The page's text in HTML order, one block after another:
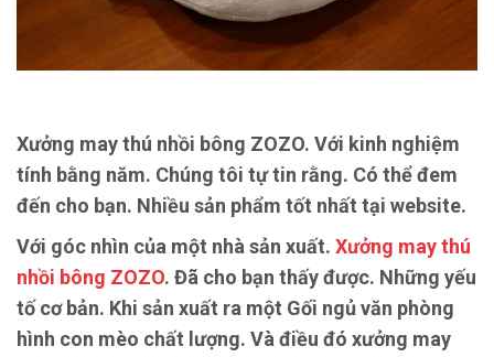
Xưởng may thú nhồi bông ZOZO. Với kinh nghiệm
tính bằng năm. Chúng tôi tự tin rằng. Có thể đem
đến cho bạn. Nhiều sản phẩm tốt nhất tại website.
Với góc nhìn của một nhà sản xuất. Xưởng may thú
nhồi bông ZOZO. Đã cho bạn thấy được. Những yếu
tố cơ bản. Khi sản xuất ra một Gối ngủ văn phòng
hình con mèo chất lượng. Và điều đó xưởng may